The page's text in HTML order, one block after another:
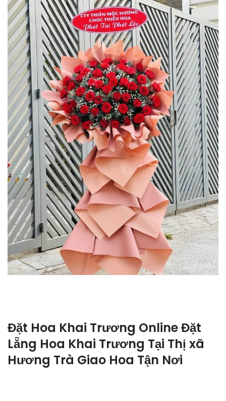
Đặt Hoa Khai Trương Online Đặt
Lẵng Hoa Khai Trương Tại Thị xã
Hương Trà Giao Hoa Tận Nơi